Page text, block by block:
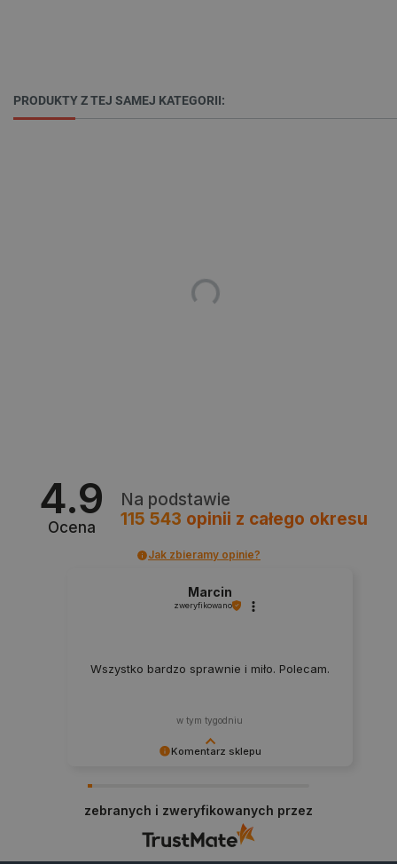
PRODUKTY Z TEJ SAMEJ KATEGORII:
4.9
Ocena
Na podstawie
115 543 opinii z całego okresu
Jak zbieramy opinie?
Komentarz sklepu
na przyszłość.
Marcin
zweryfikowano
Wszystko bardzo sprawnie i miło. Polecam.
w tym tygodniu
zebranych i zweryfikowanych przez
Niezbędne pliki cookie umożliwiają korzystanie z
podstawowych funkcji strony internetowej, takich
__cf_bm
Cloudflare Inc.
Polityce prywatności Google